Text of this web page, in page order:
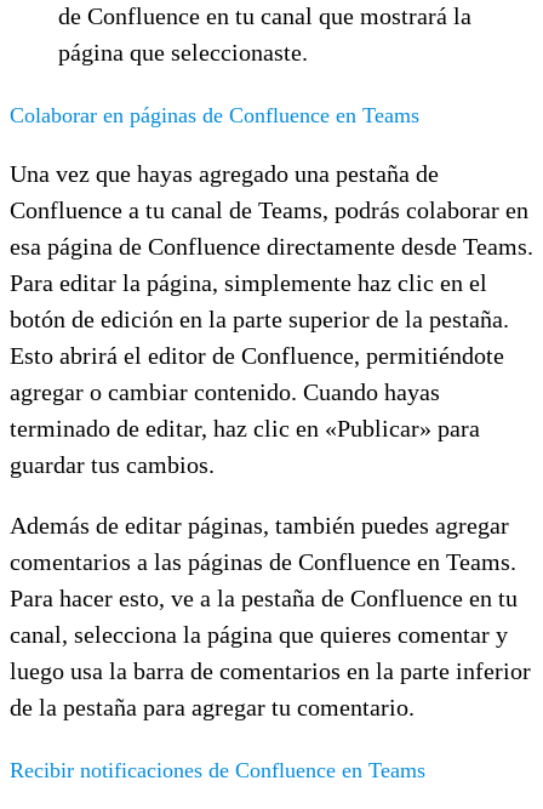
de Confluence en tu canal que mostrará la
página que seleccionaste.
Colaborar en páginas de Confluence en Teams
Una vez que hayas agregado una pestaña de
Confluence a tu canal de Teams, podrás colaborar en
esa página de Confluence directamente desde Teams.
Para editar la página, simplemente haz clic en el
botón de edición en la parte superior de la pestaña.
Esto abrirá el editor de Confluence, permitiéndote
agregar o cambiar contenido. Cuando hayas
terminado de editar, haz clic en «Publicar» para
guardar tus cambios.
Además de editar páginas, también puedes agregar
comentarios a las páginas de Confluence en Teams.
Para hacer esto, ve a la pestaña de Confluence en tu
canal, selecciona la página que quieres comentar y
luego usa la barra de comentarios en la parte inferior
de la pestaña para agregar tu comentario.
Recibir notificaciones de Confluence en Teams